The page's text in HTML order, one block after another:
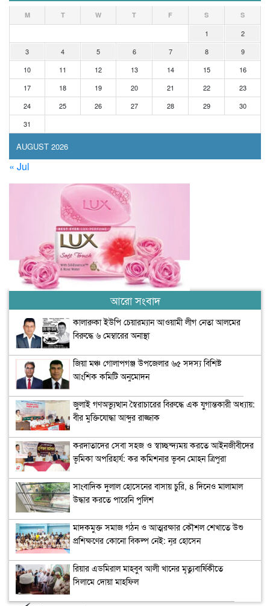
AUGUST 2026
M T W T F S S
1
2
3
4 5 6 7 8
9
10
11 12 13 14 15
16
17
18 19 20 21 22
23
24
25 26 27 28 29
30
31
« Jul
আরো সংবাদ
কালারুকা ইউপি চেয়ারম্যান আওয়ামী লীগ নেতা আলমের
বিরুদ্ধে ৬ মেম্বারের অনাস্থা
জিয়া মঞ্চ গোলাপগঞ্জ উপজেলার ৬৫ সদস্য বিশিষ্ট
আংশিক কমিটি অনুমোদন
জুলাই গণঅভ্যুত্থান স্বৈরাচারের বিরুদ্ধে এক যুগান্তকারী অধ্যায়:
বীর মুক্তিযোদ্ধা আব্দুর রাজ্জাক
করদাতাদের সেবা সহজ ও স্বাচ্ছন্দ্যময় করতে আইনজীবীদের
ভূমিকা অপরিহার্য: কর কমিশনার ভূবন মোহন ত্রিপুরা
সাংবাদিক দুলাল হোসেনের বাসায় চুরি, ৪ দিনেও মালামাল
উদ্ধার করতে পারেনি পুলিশ
মাদকমুক্ত সমাজ গঠন ও আত্মরক্ষার কৌশল শেখাতে উশু
প্রশিক্ষণের কোনো বিকল্প নেই: নূর হোসেন
রিয়ার এডমিরাল মাহবুব আলী খানের মৃত্যুবার্ষিকীতে
সিলামে দোয়া মাহফিল